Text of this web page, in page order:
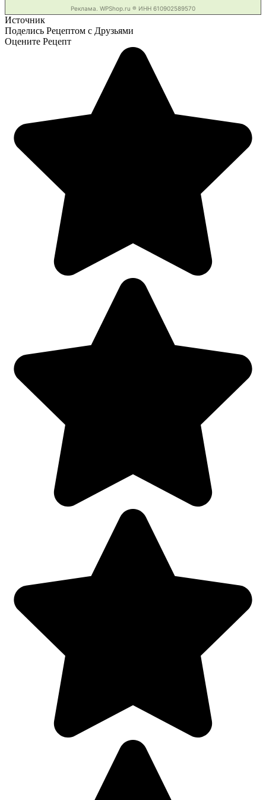
Источник
Поделись Рецептом с Друзьями
Оцените Рецепт